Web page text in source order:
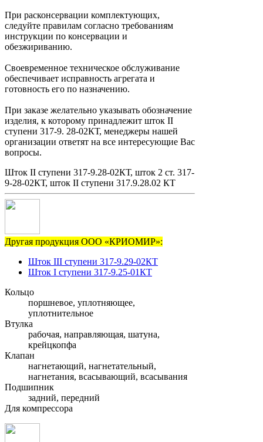
При расконсервации комплектующих,
следуйте правилам согласно требованиям
инструкции по консервации и
обезжириванию.
Своевременное техническое обслуживание
обеспечивает исправность агрегата и
готовность его по назначению.
При заказе желательно указывать обозначение
изделия, к которому принадлежит шток II
ступени 317-9. 28-02КТ, менеджеры нашей
организации ответят на все интересующие Вас
вопросы.
Шток II ступени 317-9.28-02КТ, шток 2 ст. 317-
9-28-02КТ, шток II ступени 317.9.28.02 КТ
Другая продукция ООО «КРИОМИР»:
Шток III ступени 317-9.29-02КТ
Шток I ступени 317-9.25-01КТ
Кольцо
поршневое, уплотняющее,
уплотнительное
Втулка
рабочая, направляющая, шатуна,
крейцкопфа
Клапан
нагнетающий, нагнетательный,
нагнетания, всасывающий, всасывания
Подшипник
задний, передний
Для компрессора